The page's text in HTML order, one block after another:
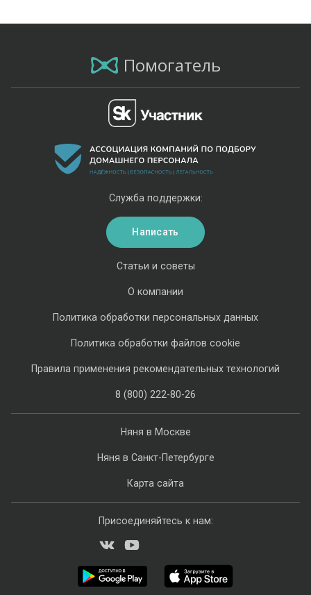
Помогатель
Няня в Москве
Няня в Санкт-Петербурге
Карта сайта
Статьи и советы
О компании
Политика обработки персональных данных
Политика обработки файлов cookie
Правила применения рекомендательных технологий
8 (800) 222-80-26
Служба поддержки:
Написать
Присоединяйтесь к нам: